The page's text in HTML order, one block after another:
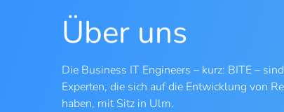
Über uns
Die Business IT Engineers – kurz: BITE –
Experten, die sich auf die Entwicklung von
haben, mit Sitz in Ulm.